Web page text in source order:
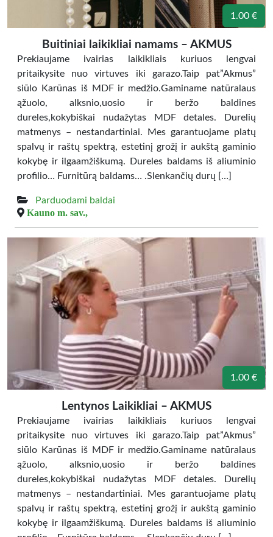
1.00 €
Buitiniai laikikliai namams – AKMUS
Prekiaujame ivairias laikikliais kuriuos lengvai
pritaikysite nuo virtuves iki garazo.Taip pat”Akmus”
siūlo Karūnas iš MDF ir medžio.Gaminame natūralaus
ąžuolo, alksnio,uosio ir beržo baldines
dureles,kokybiškai nudažytas MDF detales. Durelių
matmenys – nestandartiniai. Mes garantuojame platų
spalvų ir raštų spektrą, estetinį grožį ir aukštą gaminio
kokybę ir ilgaamžiškumą. Dureles baldams iš aliuminio
profilio… Furnitūrą baldams… .Slenkančių durų […]
Parduodami baldai
Kauno m. sav.,
1.00 €
Lentynos Laikikliai – AKMUS
Prekiaujame ivairias laikikliais kuriuos lengvai
pritaikysite nuo virtuves iki garazo.Taip pat”Akmus”
siūlo Karūnas iš MDF ir medžio.Gaminame natūralaus
ąžuolo, alksnio,uosio ir beržo baldines
dureles,kokybiškai nudažytas MDF detales. Durelių
matmenys – nestandartiniai. Mes garantuojame platų
spalvų ir raštų spektrą, estetinį grožį ir aukštą gaminio
kokybę ir ilgaamžiškumą. Dureles baldams iš aliuminio